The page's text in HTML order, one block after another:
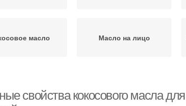
масло Масло на лицо
свойства кокосового масла